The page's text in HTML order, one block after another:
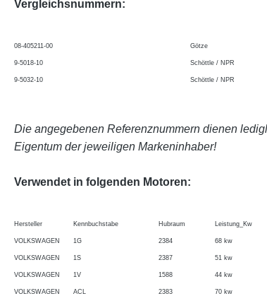
Vergleichsnummern:
08-405211-00 Götze
9-5018-10 Schöttle / NPR
9-5032-10 Schöttle / NPR
Die angegebenen Referenznummern dienen
Eigentum der jeweiligen Markeninhaber!
Verwendet in folgenden Motoren:
Hersteller Kennbuchstabe Hubraum Leistung_Kw
VOLKSWAGEN 1G 2384 68 kw
VOLKSWAGEN 1S 2387 51 kw
VOLKSWAGEN 1V 1588 44 kw
VOLKSWAGEN ACL 2383 70 kw